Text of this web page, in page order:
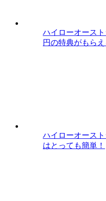
ハイローオース
円の特典がもらえ
ハイローオース
はとっても簡単！